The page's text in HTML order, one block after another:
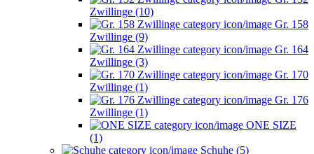
Zwillinge (10)
Gr. 158
Zwillinge (9)
Gr. 164
Zwillinge (3)
Gr. 170
Zwillinge (1)
Gr. 176
Zwillinge (1)
ONE SIZE
(1)
Schuhe (5)